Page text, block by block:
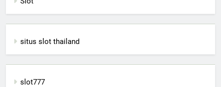
situs slot thailand
slot777